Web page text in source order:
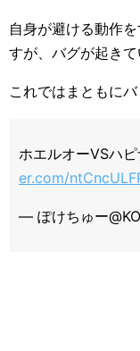
自身が避ける動作
すが、バグが起きて
これではまともに
ホエルオーVSハ
er.com/
— ぽけちゅー